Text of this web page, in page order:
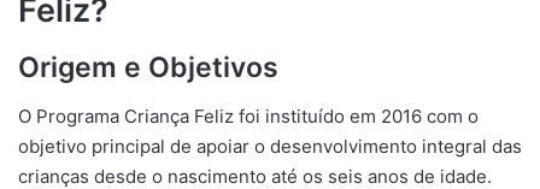
Feliz?
Origem e Objetivos
O Programa Criança Feliz foi instituído em 2016 com o
objetivo principal de apoiar o desenvolvimento integral das
crianças desde o nascimento até os seis anos de idade.